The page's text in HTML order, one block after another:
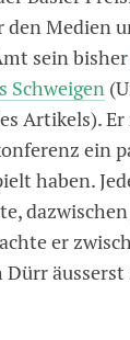
den Medien
sein
Schweigen
Artikels).
ein
haben.
er
Dürr